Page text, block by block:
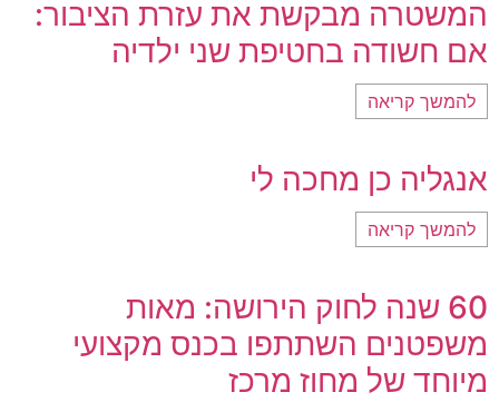
המשטרה מבקשת את עזרת הציבור:
אם חשודה בחטיפת שני ילדיה
להמשך קריאה
אנגליה כן מחכה לי
להמשך קריאה
60 שנה לחוק הירושה: מאות
משפטנים השתתפו בכנס מקצועי
מיוחד של מחוז מרכז